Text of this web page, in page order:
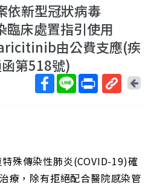
依新型冠狀病毒
臨床處置指引使用
由公費支應(疾
第518號)
址
回
殊傳染性肺炎(COVID-19)確
療，除有拒絕配合醫院感染管